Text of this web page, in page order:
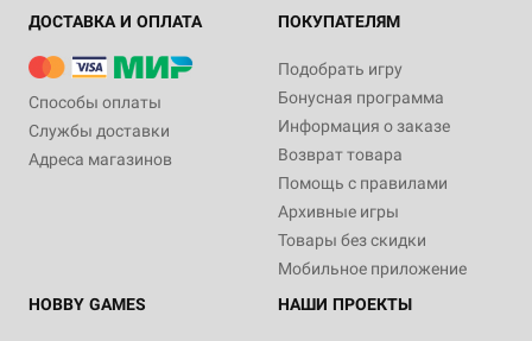
ДОСТАВКА И ОПЛАТА
Способы оплаты
Службы доставки
Адреса магазинов
ПОКУПАТЕЛЯМ
Подобрать игру
Бонусная программа
Информация о заказе
Возврат товара
Помощь с правилами
Архивные игры
Товары без скидки
Мобильное приложение
HOBBY GAMES
НАШИ ПРОЕКТЫ